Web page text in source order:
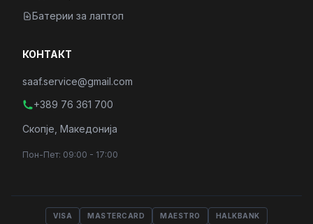
Батерии за лаптоп
КОНТАКТ
saaf.service@gmail.com
+389 76 361 700
Скопје, Македонија
Пон-Пет: 09:00 - 17:00
VISA MASTERCARD MAESTRO HALKBANK